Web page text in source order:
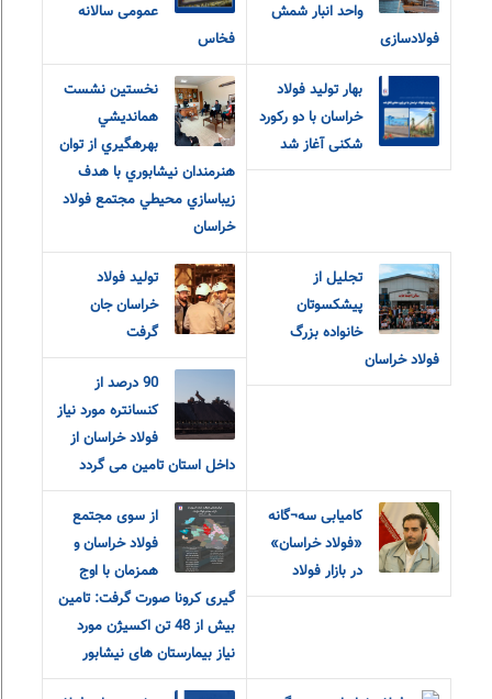
واحد انبار شمش
فولادسازی
عمومی سالانه
فخاس
بهار تولید فولاد
خراسان با‌ دو رکورد
شکنی آغاز شد
نخستين نشست
همانديشي
بهرهگيري از توان
هنرمندان نيشابوري با هدف
زيباسازي محيطي مجتمع فولاد
خراسان
تجلیل از
پیشکسوتان
خانواده بزرگ
فولاد خراسان
تولید فولاد
خراسان جان
گرفت
90 درصد از
کنسانتره مورد نیاز
فولاد خراسان از
داخل استان تامین می گردد
کامیابی سه¬گانه
«فولاد خراسان»
در بازار فولاد
از سوی مجتمع
فولاد خراسان و
همزمان با اوج
گیری کرونا صورت گرفت: تامین
بیش از 48 تن اکسیژن مورد
نیاز بیمارستان های نیشابور